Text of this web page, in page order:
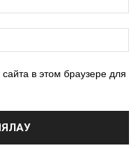
в этом браузере для